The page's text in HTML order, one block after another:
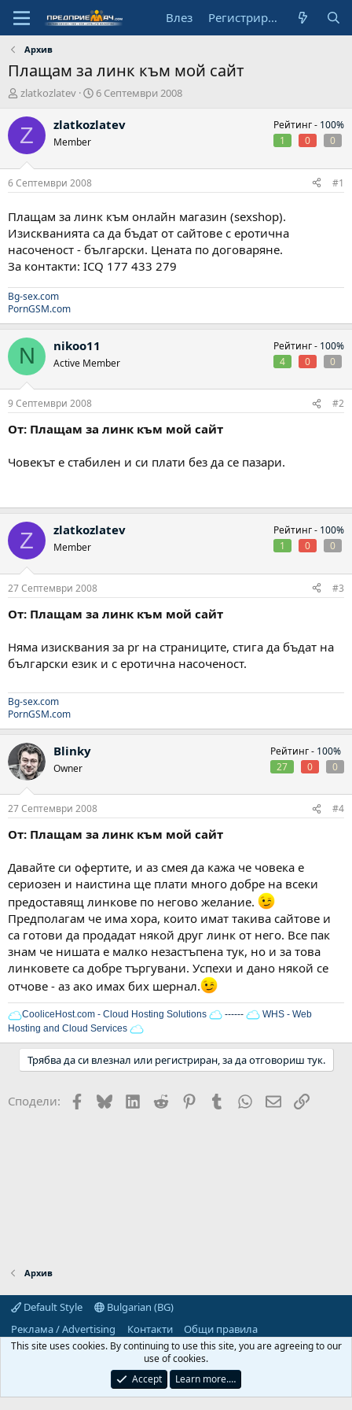
Влез Регистрирай се
Архив
Плащам за линк към мой сайт
А
т
о
zlatkozlatev
Н
ч
д
т
а
6 Септември 2008
Z zlatkozlatev
Member
Рейтинг - 100%
1
0 0
6 Септември 2008 #1
Плащам за линк към онлайн магазин (sexshop).
Изискванията са да бъдат от сайтове с еротична
насоченост - български. Цената по договаряне.
За контакти: ICQ 177 433 279
Bg-sex.com
PornGSM.com
N nikoo11
Active Member
Рейтинг - 100%
4
0 0
9 Септември 2008 #2
От: Плащам за линк към мой сайт
Човекът е стабилен и си плати без да се пазари.
Z zlatkozlatev
Member
Рейтинг - 100%
1
0 0
27 Септември 2008 #3
От: Плащам за линк към мой сайт
Няма изисквания за pr на страниците, стига да бъдат на
български език и с еротична насоченост.
Bg-sex.com
PornGSM.com
Blinky
Owner
Рейтинг - 100%
27
0 0
27 Септември 2008 #4
От: Плащам за линк към мой сайт
Давайте си офертите, и аз смея да кажа че човека е
сериозен и наистина ще плати много добре на всеки
предоставящ линкове по негово желание.
Предполагам че има хора, които имат такива сайтове и
са готови да продадат някой друг линк от него. Все пак
знам че нишата е малко незастъпена тук, но и за това
линковете са добре търгувани. Успехи и дано някой се
отчове - аз ако имах бих шернал.
CooliceHost.com - Cloud Hosting Solutions ------
WHS - Web
Hosting and Cloud Services
Трябва да си влезнал или регистриран, за да отговориш тук.
Сподели: Facebook
BlueskyLinkedIn
Reddit PinterestTumblr WhatsApp
EmailLink
Архив
Default Style
Bulgarian (BG)
Реклама / Advertising
Контакти
Общи правила
Декларация за поверителност
Помощ Начало
R
S
Predpriemach.com © 2006-2026. Hosting by:
This site uses cookies. By continuing to use this site, you are agreeing to our
use of cookies.
Accept
Learn more.…